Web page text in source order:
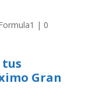
| 0
Gran